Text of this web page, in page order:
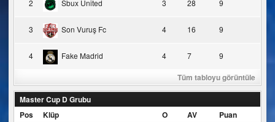
2 Sbux United 3 28 9
3 Son Vuruş Fc 4 16 9
4 Fake Madrid 4 7 9
Tüm tabloyu görüntüle
Master Cup D Grubu
Pos
Klüp O AV Puan